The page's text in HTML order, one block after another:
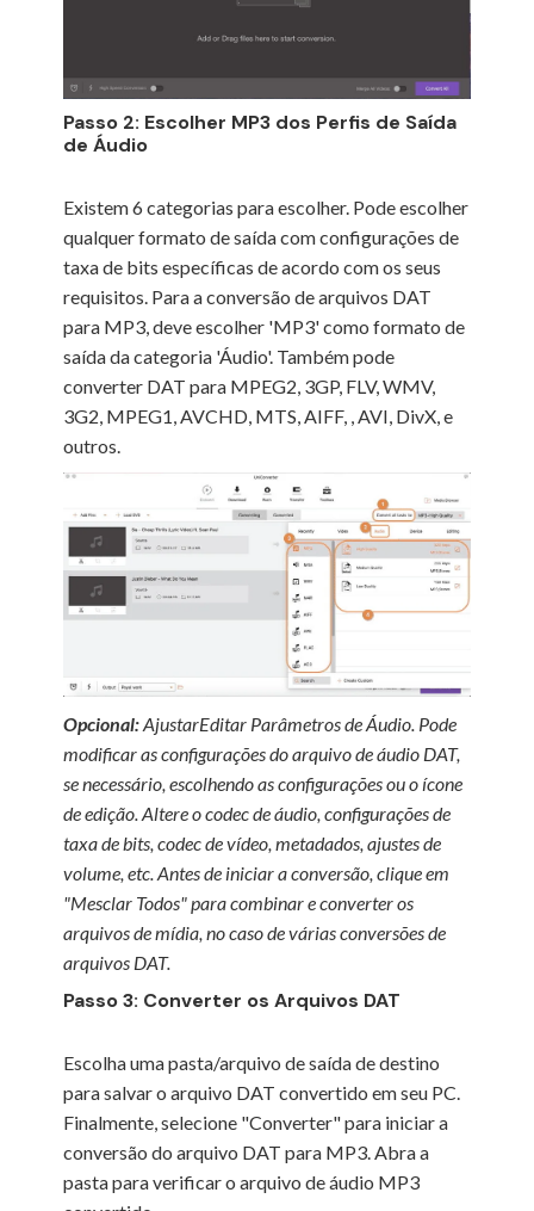
Passo 2: Escolher MP3 dos Perfis de Saída
de Áudio
Existem 6 categorias para escolher. Pode escolher
qualquer formato de saída com configurações de
taxa de bits específicas de acordo com os seus
requisitos. Para a conversão de arquivos DAT
para MP3, deve escolher 'MP3' como formato de
saída da categoria 'Áudio'. Também pode
converter DAT para MPEG2, 3GP, FLV, WMV,
3G2, MPEG1, AVCHD, MTS, AIFF, , AVI, DivX,e
outros.
Opcional:AjustarEditar Parâmetros de Áudio. Pode
modificar as configurações do arquivo de áudio DAT,
se necessário, escolhendo as configurações ou o ícone
de edição. Altere o codec de áudio, configurações de
taxa de bits, codec de vídeo, metadados, ajustes de
volume, etc. Antes de iniciar a conversão, clique em
"Mesclar Todos" para combinar e converter os
arquivos de mídia, no caso de várias conversões de
arquivos DAT.
Passo 3: Converter os Arquivos DAT
Escolha uma pasta/arquivo de saída de destino
para salvar o arquivo DAT convertido em seu PC.
Finalmente, selecione "Converter" para iniciar a
conversão do arquivo DAT para MP3. Abra a
pasta para verificar o arquivo de áudio MP3